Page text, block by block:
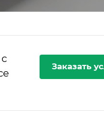
Заказать